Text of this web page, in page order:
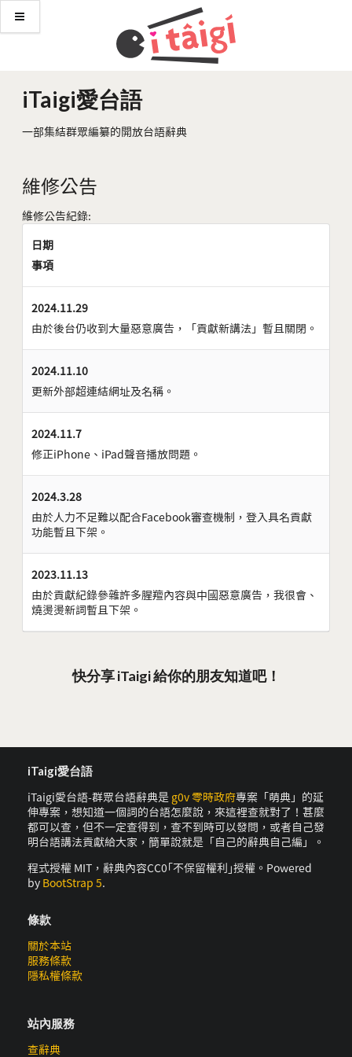
iTaigi愛台語
一部集結群眾編纂的開放台語辭典
維修公告
維修公告紀錄:
日期
事項
2024.11.29
由於後台仍收到大量惡意廣告，「貢獻新講法」暫且關閉。
2024.11.10
更新外部超連結網址及名稱。
2024.11.7
修正iPhone、iPad聲音播放問題。
2024.3.28
由於人力不足難以配合Facebook審查機制，登入具名貢獻
功能暫且下架。
2023.11.13
由於貢獻紀錄參雜許多腥羶內容與中國惡意廣告，我很會、
燒燙燙新詞暫且下架。
快分享 iTaigi 給你的朋友知道吧！
iTaigi愛台語
iTaigi愛台語-群眾台語辭典是 g0v 零時政府專案「萌典」的延
伸專案，想知道一個詞的台語怎麼說，來這裡查就對了！甚麼
都可以查，但不一定查得到，查不到時可以發問，或者自己發
明台語講法貢獻給大家，簡單說就是「自己的辭典自己編」。
程式授權 MIT，辭典內容CC0｢不保留權利｣授權。Powered
by BootStrap 5.
條款
關於本站
服務條款
隱私權條款
站內服務
查辭典